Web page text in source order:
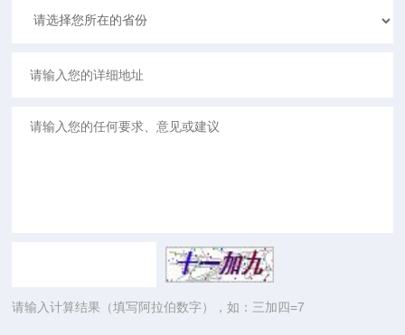
请输入计算结果（填写阿拉伯数字），如：三加四=7